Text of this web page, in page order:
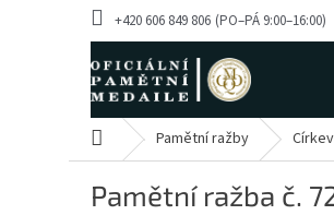
+420 606 849 806
Domů Pamětní ražby
Pamětní ražba č.